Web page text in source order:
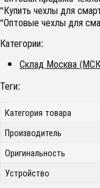
"Купить чехлы для
"Оптовые чехлы для
Категории:
Склад Москва
Теги:
Категория товара
Производитель
Оригинальность
Устройство